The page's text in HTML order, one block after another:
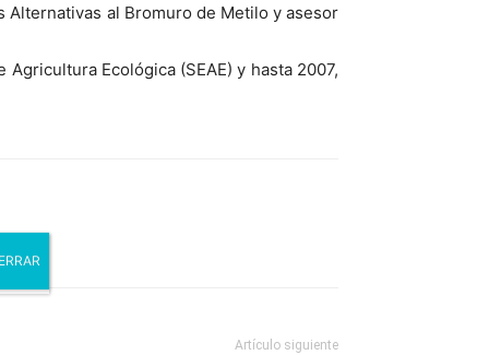
al Bromuro de Metilo y asesor
Ecológica (SEAE) y hasta 2007,
Artículo siguiente